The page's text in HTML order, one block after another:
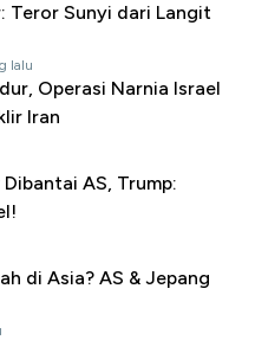
Teror Sunyi dari Langit
lalu
Operasi Narnia Israel
Iran
AS, Trump:
di Asia? AS & Jepang